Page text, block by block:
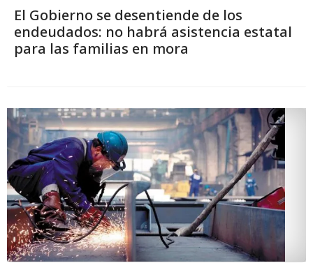
El Gobierno se desentiende de los
endeudados: no habrá asistencia estatal
para las familias en mora